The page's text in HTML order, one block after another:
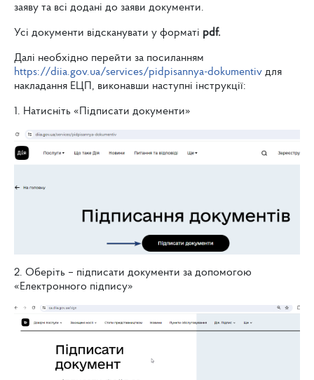
заяву та всі додані до заяви документи.
Усі документи відсканувати у форматі pdf.
Далі необхідно перейти за посиланням
https://diia.gov.ua/services/pidpisannya-dokumentiv для
накладання ЕЦП, виконавши наступні інструкції:
1. Натисніть «Підписати документи»
2. Оберіть – підписати документи за допомогою
«Електронного підпису»